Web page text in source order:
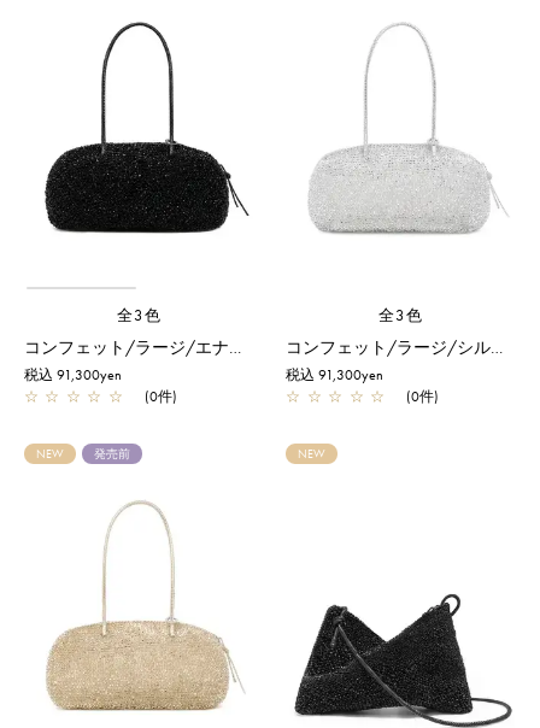
全3色
コンフェット/ラージ/エナメルブラック
税込 91,300yen
☆ ☆ ☆ ☆ ☆ (0件)
全3色
コンフェット/ラージ/シルバー
税込 91,300yen
☆ ☆ ☆ ☆ ☆ (0件)
NEW 発売前 NEW